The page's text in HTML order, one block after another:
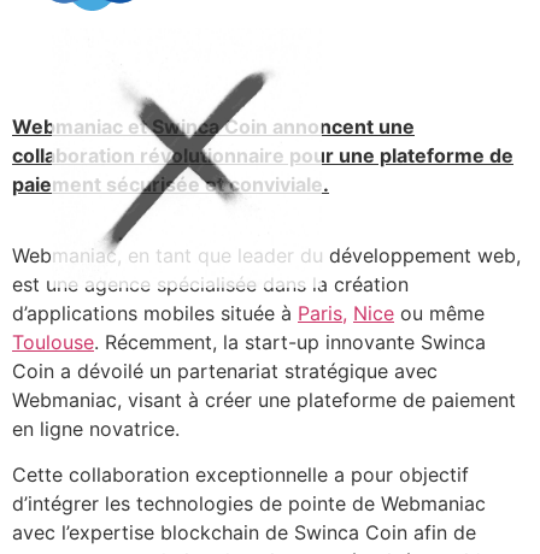
Webmaniac et Swinca Coin annoncent une
collaboration révolutionnaire pour une plateforme de
paiement sécurisée et conviviale.
Webmaniac, en tant que leader du développement web,
est une agence spécialisée dans la création
d’applications mobiles située à Paris, Nice ou même
Toulouse. Récemment, la start-up innovante Swinca
Coin a dévoilé un partenariat stratégique avec
Webmaniac, visant à créer une plateforme de paiement
en ligne novatrice.
Cette collaboration exceptionnelle a pour objectif
d’intégrer les technologies de pointe de Webmaniac
avec l’expertise blockchain de Swinca Coin afin de